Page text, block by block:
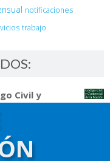
notificaciones
trabajo
Civil y